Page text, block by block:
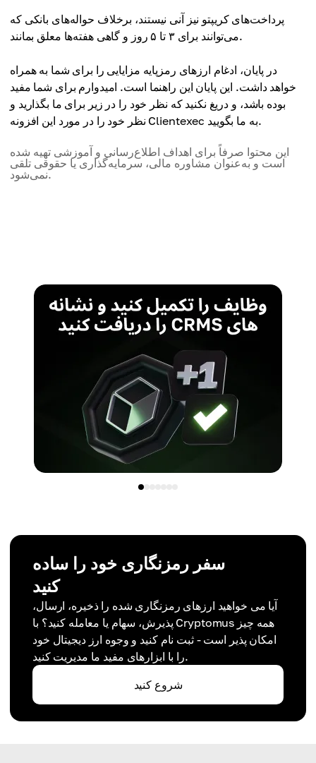
پرداخت‌های کریپتو نیز آنی نیستند، برخلاف حواله‌های بانکی که
می‌توانند برای ۳ تا ۵ روز و گاهی هفته‌ها معلق بمانند.
در پایان، ادغام ارزهای رمزپایه مزایایی را برای شما به همراه
خواهد داشت. این پایان این راهنما است. امیدوارم برای شما مفید
بوده باشد، و دریغ نکنید که نظر خود را در زیر برای ما بگذارید و
نظر خود را در مورد این افزونه Clientexec به ما بگویید.
این محتوا صرفاً برای اهداف اطلاع‌رسانی و آموزشی تهیه شده
است و به‌عنوان مشاوره مالی، سرمایه‌گذاری یا حقوقی تلقی
نمی‌شود.
سفر رمزنگاری خود را ساده
کنید
آیا می خواهید ارزهای رمزنگاری شده را ذخیره، ارسال،
پذیرش، سهام یا معامله کنید؟ با Cryptomus همه چیز
امکان پذیر است - ثبت نام کنید و وجوه ارز دیجیتال خود
را با ابزارهای مفید ما مدیریت کنید.
شروع کنید